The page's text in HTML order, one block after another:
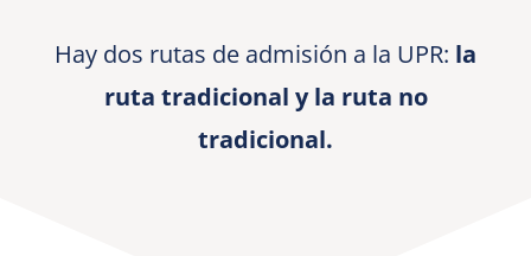
Hay dos rutas de admisión a la UPR: la
ruta tradicional y la ruta no
tradicional.